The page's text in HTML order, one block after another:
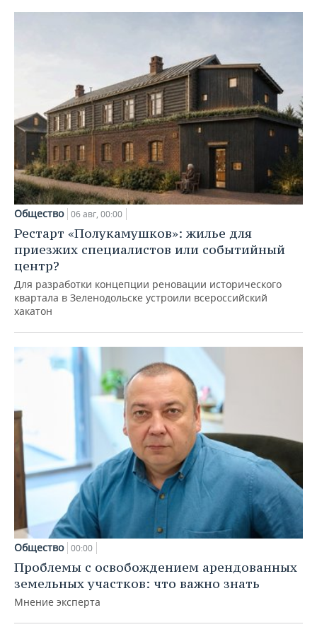
Общество 06 авг, 00:00
Рестарт «Полукамушков»: жилье для
приезжих специалистов или событийный
центр?
Для разработки концепции реновации исторического
квартала в Зеленодольске устроили всероссийский
хакатон
Общество 00:00
Проблемы с освобождением арендованных
земельных участков: что важно знать
Мнение эксперта